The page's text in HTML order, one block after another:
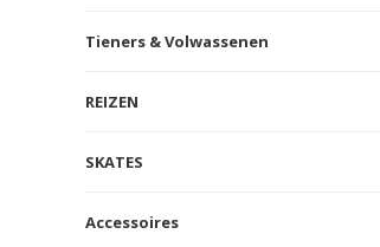
Tieners & Volwassenen
REIZEN
SKATES
Accessoires